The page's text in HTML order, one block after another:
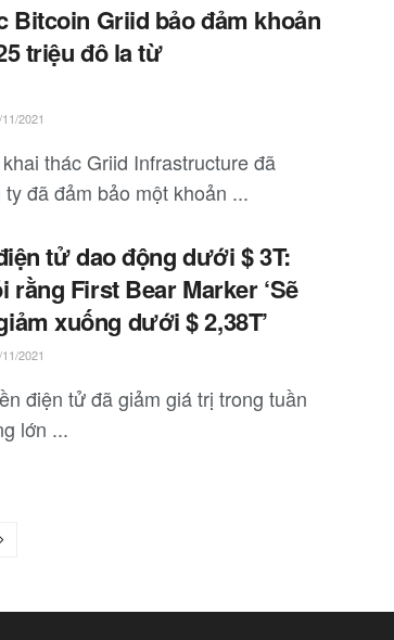
Bitcoin Griid bảo đảm khoản
triệu đô la từ
2021
thác Griid Infrastructure đã
đã đảm bảo một khoản ...
tử dao động dưới $ 3T:
rằng First Bear Marker ‘Sẽ
xuống dưới $ 2,38T’
2021
điện tử đã giảm giá trị trong tuần
lớn ...